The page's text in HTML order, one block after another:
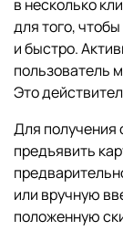
в несколько
для того,
и быстро.
пользователь
Это
Для получения
предъявить
или вручную
положенную